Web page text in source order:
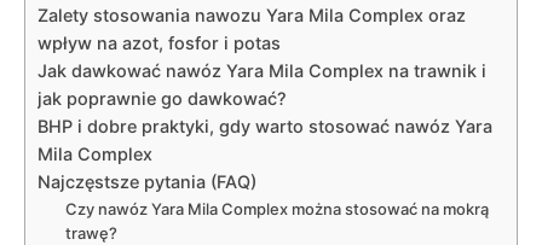
Zalety stosowania nawozu Yara Mila Complex oraz
wpływ na azot, fosfor i potas
Jak dawkować nawóz Yara Mila Complex na trawnik i
jak poprawnie go dawkować?
BHP i dobre praktyki, gdy warto stosować nawóz Yara
Mila Complex
Najczęstsze pytania (FAQ)
Czy nawóz Yara Mila Complex można stosować na mokrą
trawę?